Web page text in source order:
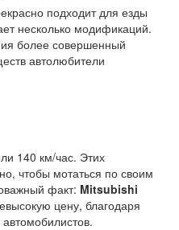
подходит для езды
несколько модификаций.
более совершенный
автолюбители
140 км/час. Этих
чтобы мотаться по своим
факт: Mitsubishi
цену, благодаря